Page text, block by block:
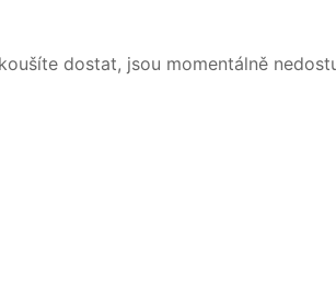
dostat, jsou momentálně